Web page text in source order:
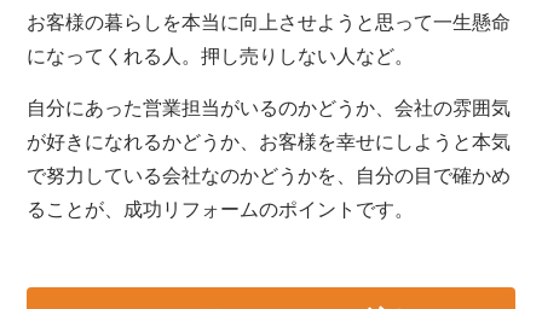
お客様の暮らしを本当に向上させようと思って一生懸命
になってくれる人。押し売りしない人など。
自分にあった営業担当がいるのかどうか、会社の雰囲気
が好きになれるかどうか、お客様を幸せにしようと本気
で努力している会社なのかどうかを、自分の目で確かめ
ることが、成功リフォームのポイントです。